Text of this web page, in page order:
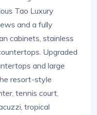
Tao Luxury
and a fully
cabinets, stainless
Upgraded
and large
resort-style
tennis court,
tropical